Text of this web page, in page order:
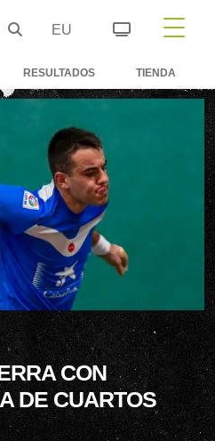
EU
RESULTADOS TIENDA
CON
DE CUARTOS